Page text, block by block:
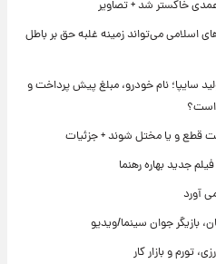
می‌تواند زمینه غلبه حق بر باطل
سایپا؛ نام خودرو، مبلغ پیش پرداخت و
است؟
قطع و یا مختل شوند + جزئیات
جدید بهاره رهنما
آورد
بازیگر جوان سینما/ویدیو
تورم و بازار کار